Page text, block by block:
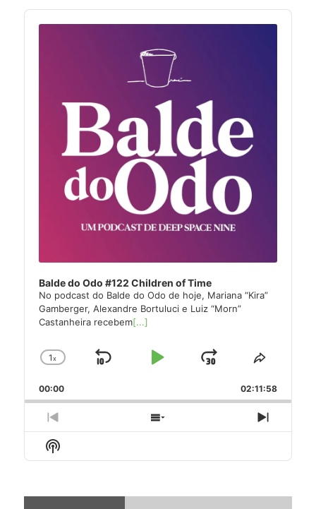
Audio
Player
Balde do Odo #122 Children of Time
No podcast do Balde do Odo de hoje, Mariana “Kira”
Gamberger, Alexandre Bortuluci e Luiz “Morn”
Castanheira recebem[...]
Change
Rate
1x
Skip
Play
Jump
Forward
Share
Episode
00:00 02:11:58
Previous
Episode
Show
Next
Show
Podcast